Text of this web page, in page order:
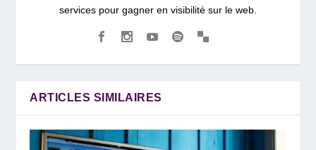
services pour gagner en visibilité sur le web.
ARTICLES SIMILAIRES